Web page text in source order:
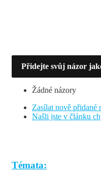
Přidejte svůj názor
Žádné názory
Zasílat nově přidané
Našli jste v článku
Témata: